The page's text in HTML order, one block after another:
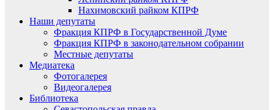
Нахимовский райком КПРФ
Наши депутаты
Фракция КПРФ в Государственной Думе
Фракция КПРФ в законодательном собрании
Местные депутаты
Медиатека
Фотогалерея
Видеогалерея
Библиотека